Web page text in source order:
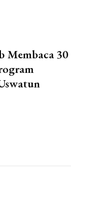
Membaca 30